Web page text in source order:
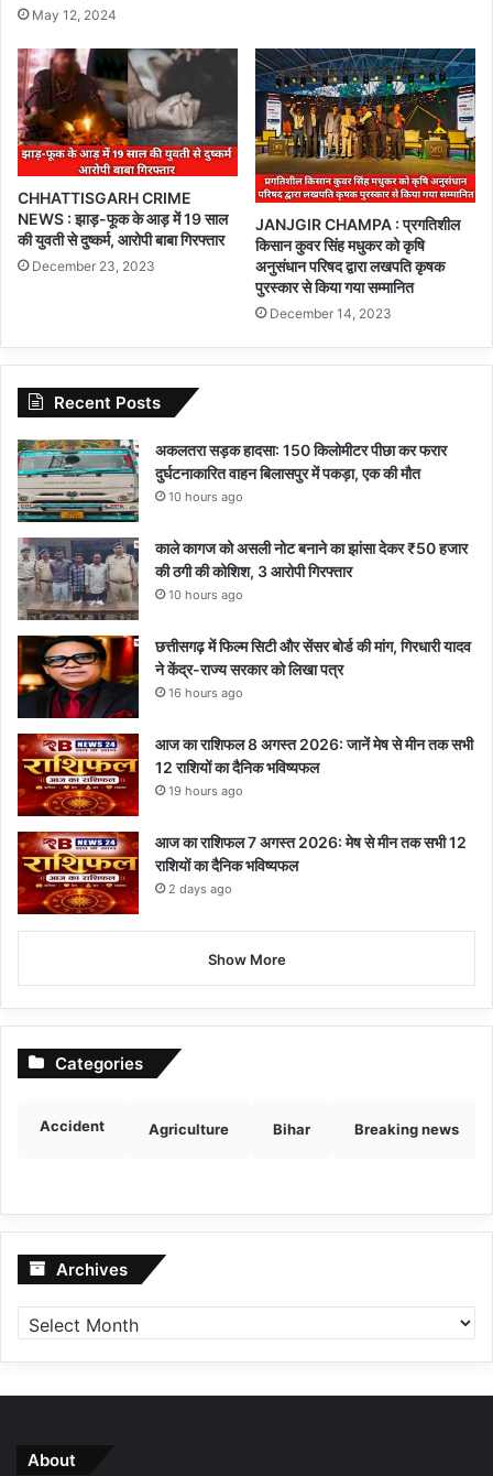
May 12, 2024
CHHATTISGARH CRIME
NEWS : झाड़-फूक के आड़ में 19 साल
की युवती से दुष्कर्म, आरोपी बाबा गिरफ्तार
December 23, 2023
JANJGIR CHAMPA : प्रगतिशील
किसान कुवर सिंह मधुकर को कृषि
अनुसंधान परिषद द्वारा लखपति कृषक
पुरस्कार से किया गया सम्मानित
December 14, 2023
Recent Posts
अकलतरा सड़क हादसा: 150 किलोमीटर पीछा कर फरार
दुर्घटनाकारित वाहन बिलासपुर में पकड़ा, एक की मौत
10 hours ago
काले कागज को असली नोट बनाने का झांसा देकर ₹50 हजार
की ठगी की कोशिश, 3 आरोपी गिरफ्तार
10 hours ago
छत्तीसगढ़ में फिल्म सिटी और सेंसर बोर्ड की मांग, गिरधारी यादव
ने केंद्र-राज्य सरकार को लिखा पत्र
16 hours ago
आज का राशिफल 8 अगस्त 2026: जानें मेष से मीन तक सभी
12 राशियों का दैनिक भविष्यफल
19 hours ago
आज का राशिफल 7 अगस्त 2026: मेष से मीन तक सभी 12
राशियों का दैनिक भविष्यफल
2 days ago
Show More
Categories
Accident Agriculture Bihar Breaking news
Archives Archives
About